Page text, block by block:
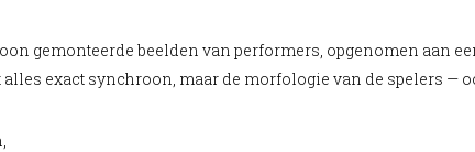
gemonteerde beelden van performers, opgenomen aan
exact synchroon, maar de morfologie van de spelers